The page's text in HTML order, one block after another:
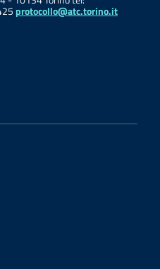
protocollo@atc.torino.it